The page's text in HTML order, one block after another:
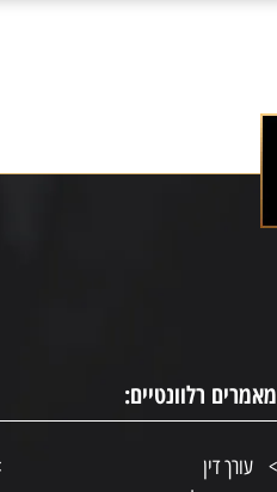
מאמרים רלוונטיים:
עורך דין